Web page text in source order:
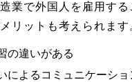
業で外国人を雇用す
リットも考えられます
の違いがある
によるコミュニケーショ